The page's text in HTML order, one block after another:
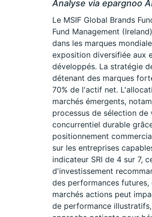
Analyse via epargnoo
Le MSIF Global Brands
Fund Management
dans les marques
exposition diversifiée aux
développés. La stratégie
détenant des marques
70% de l'actif net.
marchés émergents,
processus de sélection
concurrentiel durable
positionnement
sur les entreprises
indicateur SRI de 4 sur 7,
d'investissement
des performances
marchés actions peut
de performance